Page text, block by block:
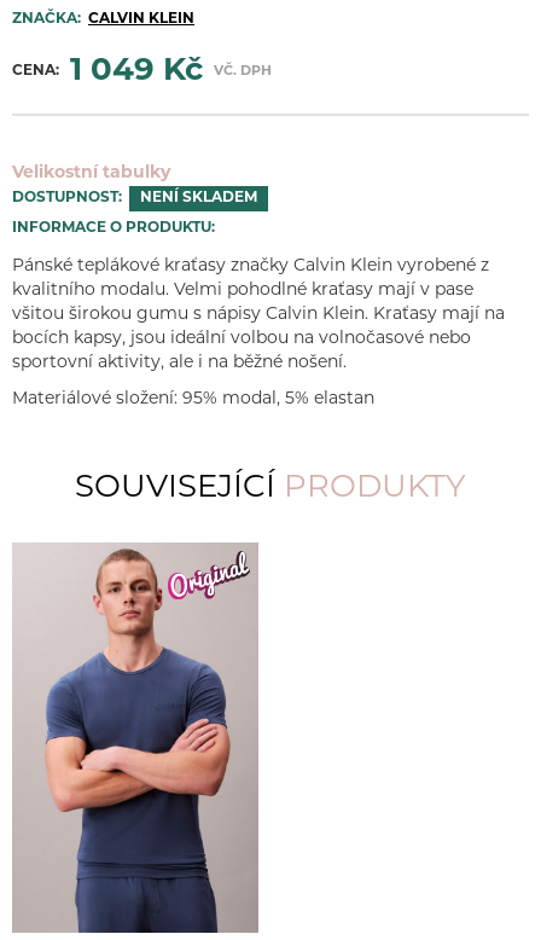
ZNAČKA: CALVIN KLEIN
CENA: 1 049 Kč VČ. DPH
Velikostní tabulky
DOSTUPNOST: NENÍ SKLADEM
INFORMACE O PRODUKTU:
Pánské teplákové kraťasy značky Calvin Klein vyrobené z
kvalitního modalu. Velmi pohodlné kraťasy mají v pase
všitou širokou gumu s nápisy Calvin Klein. Kraťasy mají na
bocích kapsy, jsou ideální volbou na volnočasové nebo
sportovní aktivity, ale i na běžné nošení.
Materiálové složení: 95% modal, 5% elastan
SOUVISEJÍCÍ PRODUKTY